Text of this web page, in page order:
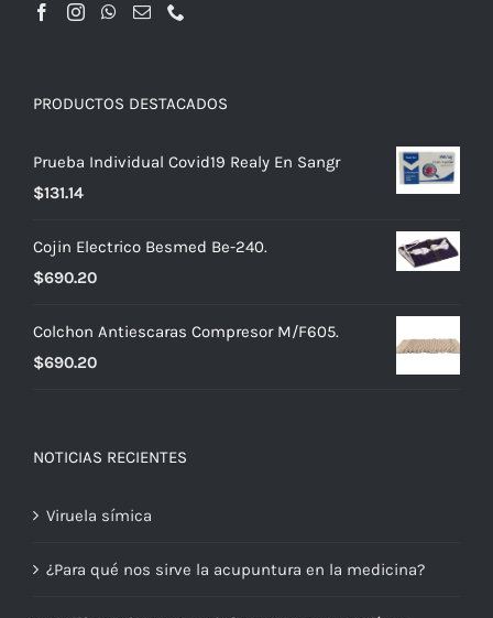
PRODUCTOS DESTACADOS
Prueba Individual Covid19 Realy En Sangr
$131.14
Cojin Electrico Besmed Be-240.
$690.20
Colchon Antiescaras Compresor M/F605.
$690.20
NOTICIAS RECIENTES
Viruela símica
¿Para qué nos sirve la acupuntura en la medicina?